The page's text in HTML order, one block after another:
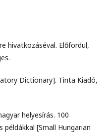
hivatkozáséval. Előfordul,
Dictionary]. Tinta Kiadó,
helyesírás. 100
[Small Hungarian